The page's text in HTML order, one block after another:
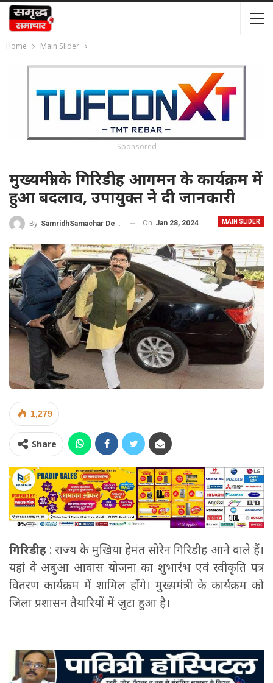
Home Main Slider
- Sponsored -
मुख्यमंत्री के गिरिडीह आगमन के कार्यक्रम में
हुआ बदलाव, उपायुक्त ने दी जानकारी
MAIN SLIDER
By SamridhSamachar Desk On Jan 28, 2024
1,279
Share
गिरिडीह : राज्य के मुखिया हेमंत सोरेन गिरिडीह आने वाले हैं।
यहां वे अबुआ आवास योजना का शुभारंभ एवं स्वीकृति पत्र
वितरण कार्यक्रम में शामिल होंगे। मुख्यमंत्री के कार्यक्रम को
जिला प्रशासन तैयारियों में जुटा हुआ है।